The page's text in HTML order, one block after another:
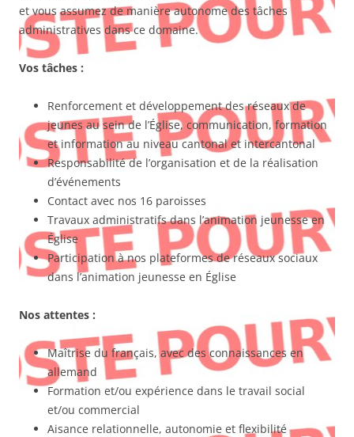
et vous assumez de manière autonome des tâches
administratives dans ce domaine.
Vos tâches :
Renforcement et développement des réseaux de
jeunes au sein de l’Église, communication, formation
et information au niveau cantonal et intercantonal
Responsabilité de l’organisation et de la réalisation
d’événements
Contact avec nos 16 paroisses
Travaux administratifs dans l’animation jeunesse en
Église
Participation à nos plateformes de réseaux sociaux
dans l’animation jeunesse en Église
Nos attentes :
Maîtrise du français, avec des connaissances en
allemand
Formation et/ou expérience dans le travail social
et/ou commercial
Aisance relationnelle, autonomie et flexibilité